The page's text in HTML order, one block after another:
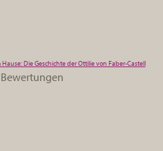
Die Geschichte der Ottilie von Faber-Castell